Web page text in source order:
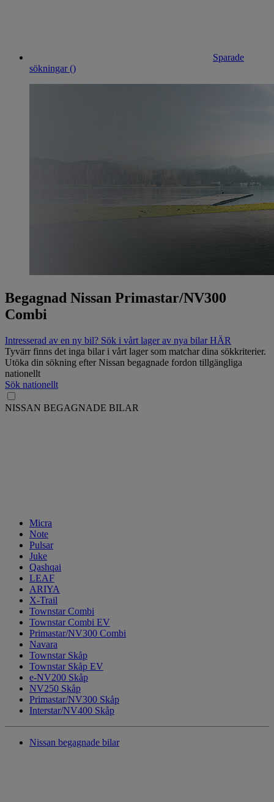
Sparade
sökningar ()
Begagnad Nissan Primastar/NV300
Combi
Intresserad av en ny bil? Sök i vårt lager av nya bilar HÄR
Tyvärr finns det inga bilar i vårt lager som matchar dina sökkriterier.
Utöka din sökning efter Nissan begagnade fordon tillgängliga
nationellt
Sök nationellt
NISSAN BEGAGNADE BILAR
Micra
Note
Pulsar
Juke
Qashqai
LEAF
ARIYA
X-Trail
Townstar Combi
Townstar Combi EV
Primastar/NV300 Combi
Navara
Townstar Skåp
Townstar Skåp EV
e-NV200 Skåp
NV250 Skåp
Primastar/NV300 Skåp
Interstar/NV400 Skåp
Nissan begagnade bilar